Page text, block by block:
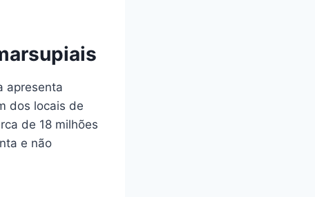
apresenta
dos locais de
de 18 milhões
e não